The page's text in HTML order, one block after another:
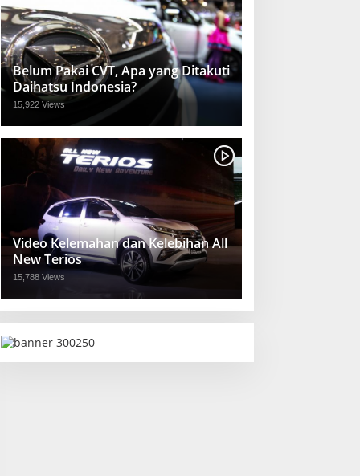
Belum Pakai CVT, Apa yang Ditakuti
Daihatsu Indonesia?
15,922 Views
Video Kelemahan dan Kelebihan All
New Terios
15,788 Views